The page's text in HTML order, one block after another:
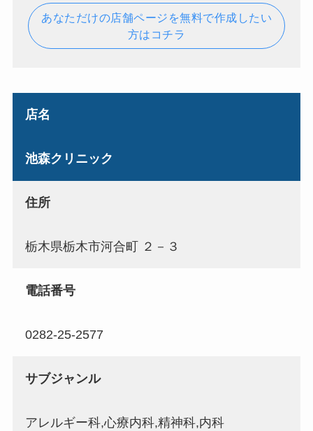
あなただけの店舗ページを無料で作成したい
方はコチラ
店名
池森クリニック
住所
栃木県栃木市河合町 ２－３
電話番号
0282-25-2577
サブジャンル
アレルギー科,心療内科,精神科,内科